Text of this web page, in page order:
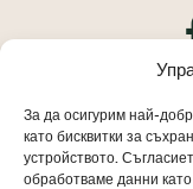
За да осигурим най-
като бисквитки за
устройството.
обработваме данни